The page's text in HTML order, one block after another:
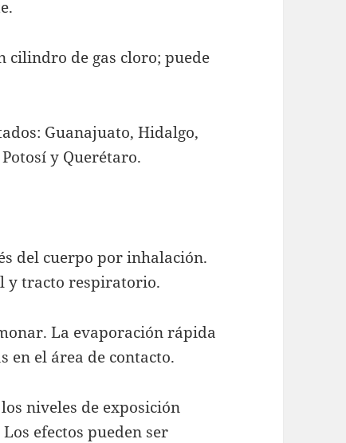
cilindro de gas cloro; puede
Guanajuato, Hidalgo,
y Querétaro.
del cuerpo por inhalación.
y tracto respiratorio.
La evaporación rápida
en el área de contacto.
niveles de exposición
efectos pueden ser